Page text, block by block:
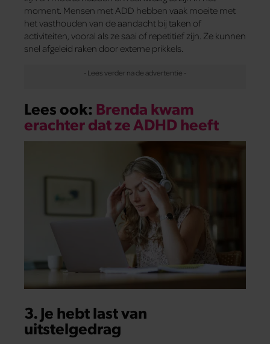
moment. Mensen met ADD hebben vaak moeite met
het vasthouden van de aandacht bij taken of
activiteiten, vooral als ze saai of repetitief zijn. Ze kunnen
snel afgeleid raken door externe prikkels.
Lees ook: Brenda kwam
erachter dat ze ADHD heeft
3. Je hebt last van
uitstelgedrag